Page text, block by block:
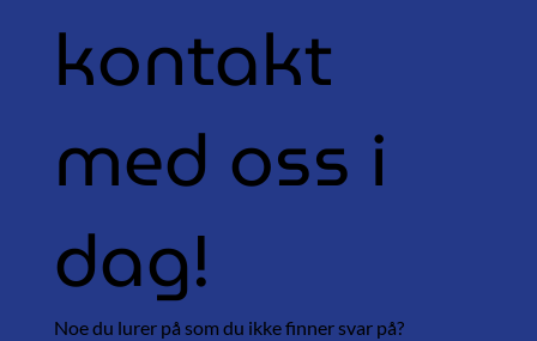
kontakt
med oss i
dag!
Noe du lurer på som du ikke finner svar på?